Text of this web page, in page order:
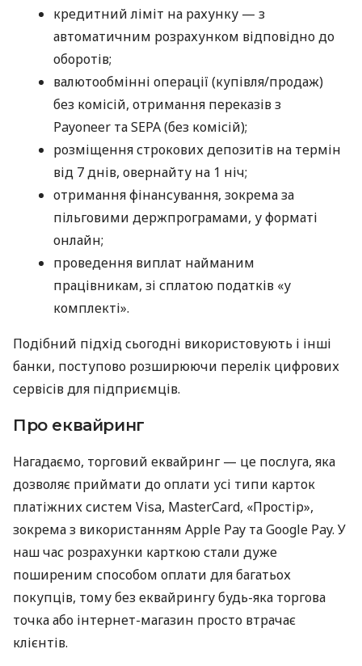
кредитний ліміт на рахунку — з
автоматичним розрахунком відповідно до
оборотів;
валютообмінні операції (купівля/продаж)
без комісій, отримання переказів з
Payoneer та SEPA (без комісій);
розміщення строкових депозитів на термін
від 7 днів, овернайту на 1 ніч;
отримання фінансування, зокрема за
пільговими держпрограмами, у форматі
онлайн;
проведення виплат найманим
працівникам, зі сплатою податків «у
комплекті».
Подібний підхід сьогодні використовують і інші
банки, поступово розширюючи перелік цифрових
сервісів для підприємців.
Про еквайринг
Нагадаємо, торговий еквайринг — це послуга, яка
дозволяє приймати до оплати усі типи карток
платіжних систем Visa, MasterCard, «Простір»,
зокрема з використанням Apple Pay та Google Pay. У
наш час розрахунки карткою стали дуже
поширеним способом оплати для багатьох
покупців, тому без еквайрингу будь-яка торгова
точка або інтернет-магазин просто втрачає
клієнтів.